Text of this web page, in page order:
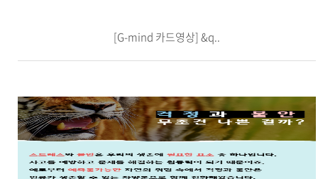
[G-mind 카드영상] &q..